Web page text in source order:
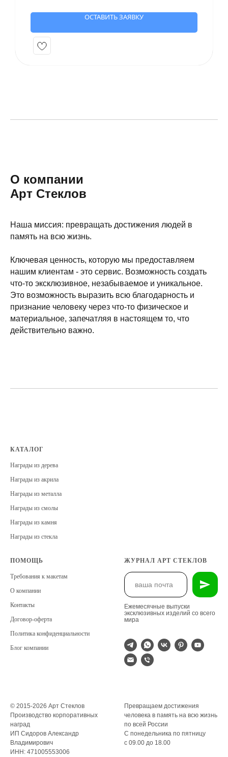
ОСТАВИТЬ ЗАЯВКУ
О компании
Арт Стеклов
Наша миссия: превращать достижения людей в
память на всю жизнь.
Ключевая ценность, которую мы предоставляем
нашим клиентам - это сервис. Возможность создать
что-то эксклюзивное, незабываемое и уникальное.
Это возможность выразить всю благодарность и
признание человеку через что-то физическое и
материальное, запечатляя в настоящем то, что
действительно важно.
КАТАЛОГ
Награды из дерева
Награды из акрила
Награды из металла
Награды из смолы
Награды из камня
Награды из стекла
ПОМОЩЬ
Требования к макетам
О компании
Контакты
Договор-оферта
Политика конфиденциальности
Блог компании
ЖУРНАЛ АРТ СТЕКЛОВ
Ежемесячные выпуски
эксклюзивных изделий со всего
мира
© 2015-2026 Арт Стеклов
Производство корпоративных
наград
ИП Сидоров Александр
Владимирович
ИНН: 471005553006
Превращаем достижения
человека в память на всю жизнь
по всей России
С понедельника по пятницу
с 09.00 до 18.00